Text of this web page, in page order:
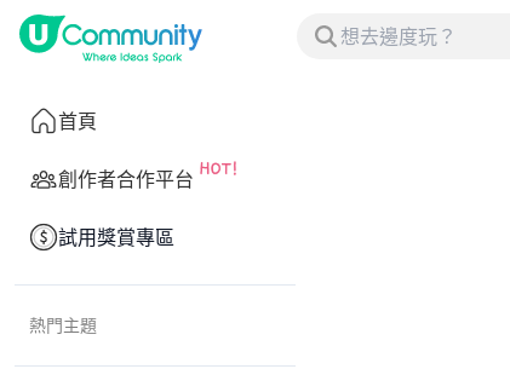
首頁
創作者合作平台
試用獎賞專區
熱門主題